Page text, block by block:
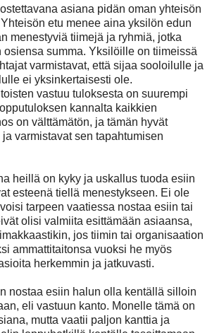
asiana pidän oman yhteisön
etu menee aina yksilön edun
menestyviä tiimejä ja ryhmiä, jotka
osiensa summa. Yksilöille on tiimeissä
varmistavat, että sijaa sooloilulle ja
ei yksinkertaisesti ole.
vastuu tuloksesta on suurempi
kannalta kaikkien
on välttämätön, ja tämän hyvät
varmistavat sen tapahtumisen
heillä on kyky ja uskallus tuoda esiin
esteenä tiellä menestykseen. Ei ole
tarpeen vaatiessa nostaa esiin tai
olisi valmiita esittämään asiaansa,
jos tiimin tai organisaation
ammattitaitonsa vuoksi he myös
herkemmin ja jatkuvasti.
nostaa esiin halun olla kentällä silloin
eli vastuun kanto. Monelle tämä on
mutta vaatii paljon kanttia ja